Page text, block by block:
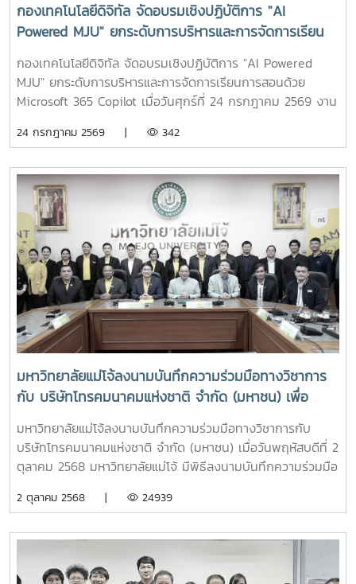
กองเทคโนโลยีดิจิทัล จัดอบรมเชิงปฏิบัติการ "AI
Powered MJU" ยกระดับการบริหารและการจัดการเรียน
การสอนด้วย Microsoft 365 Copilot
กองเทคโนโลยีดิจิทัล จัดอบรมเชิงปฏิบัติการ "AI Powered
MJU" ยกระดับการบริหารและการจัดการเรียนการสอนด้วย
Microsoft 365 Copilot เมื่อวันศุกร์ที่ 24 กรกฎาคม 2569 งาน
ดิจิทัล มหาวิทยาลัยแม่โจ้ จัดโครงการอบรมเชิงปฏิบัติการ "AI
ประดิษฐ์" เพื่อส่งเสริมการประยุกต์ใช้เทคโนโลยีปัญญาประดิษฐ์
(Artificial Intelligence: AI) ในการบริหารงานและการจัดการ
เรียนการสอน โดยมุ่งสู่การเป็น "มหาวิทยาลัยแห่งชีวิตที่ทันสมัย
และยั่งยืน" ผ่านการใช้งาน Microsoft 365 Copilot อย่างมี
ประสิทธิภาพโอกาสนี้ได้รับเกียรติจาก ผู้ช่วยศาสตราจารย์
ดร.ประภากร ธาราฉาย รองอธิการบดีมหาวิทยาลัยแม่โจ้ เป็น
ประธานกล่าวเปิดโครงการ พร้อมเน้นย้ำถึงความสำคัญของ
การนำเทคโนโลยี AI มาประยุกต์ใช้เพื่อเพิ่มประสิทธิภาพการ
ปฏิบัติงาน การบริหารจัดการ และการพัฒนาคุณภาพการเรียน
การสอน ให้สอดรับกับการเปลี่ยนแปลงของโลกดิจิทัล การอบรม
ครั้งนี้มีคณาจารย์ของมหาวิทยาลัยแม่โจ้เข้าร่วม โดยได้รับความรู้
และแนวทางการประยุกต์ใช้ AI เพื่อสนับสนุนการจัดการเรียนการ
สอน การสร้างสื่อการเรียนรู้ ตลอดจนการเพิ่มประสิทธิภาพการ
ทำงานด้านวิชาการและการบริหาร ผ่านเครื่องมือ Microsoft 365
Copilotทั้งนี้ ได้รับเกียรติจาก คุณศุภวิชญ์ เขียวขจี จากบริษัท
ลานนาคอม จำกัด เป็นวิทยากรถ่ายทอดองค์ความรู้ พร้อมสาธิต
เกิดประโยชน์สูงสุดในการปฏิบัติงานจริง โครงการดังกล่าวจัดขึ้น
มหาวิทยาลัยแม่โจ้ โดยมีเป้าหมายเพื่อส่งเสริมศักยภาพของ
บุคลากรด้านการใช้เทคโนโลยีดิจิทัลและปัญญาประดิษฐ์ อันจะนำ
ไปสู่การยกระดับการบริหารจัดการและการจัดการศึกษาของ
24 กรกฎาคม 2569 | 342
มหาวิทยาลัยแม่โจ้ลงนามบันทึกความร่วมมือทางวิชาการ
กับ บริษัทโทรคมนาคมแห่งชาติ จำกัด (มหาชน) เพื่อ
พัฒนาระบบเครือข่ายสื่อสารโทรคมนาคมร่วมกัน
มหาวิทยาลัยแม่โจ้ลงนามบันทึกความร่วมมือทางวิชาการกับ
บริษัทโทรคมนาคมแห่งชาติ จำกัด (มหาชน) เมื่อวันพฤหัสบดีที่ 2
ตุลาคม 2568 มหาวิทยาลัยแม่โจ้ มีพิธีลงนามบันทึกความร่วมมือ
เพื่อพัฒนาระบบเครือข่ายสื่อสารโทรคมนาคมร่วมกัน โดยได้รับ
มหาวิทยาลัยแม่โจ้ และ นายธนากร ทองใบ ผู้ช่วยกรรมการผู้
จัดการใหญ่กลุ่มขายและปฏิบัติการลูกค้าภาคเหนือ บริษัท
2 ตุลาคม 2568 | 24939